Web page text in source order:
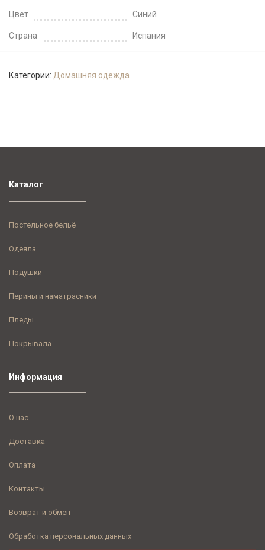
Цвет Синий
Страна Испания
Категории: Домашняя одежда
Каталог
Постельное бельё
Одеяла
Подушки
Перины и наматрасники
Пледы
Покрывала
Информация
О нас
Доставка
Оплата
Контакты
Возврат и обмен
Обработка персональных данных